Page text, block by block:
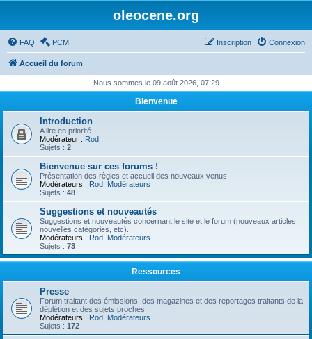
oleocene.org
FAQ PCM Connexion
Inscription
Accueil du forum
Nous sommes le 09 août 2026, 07:29
Bienvenue
Introduction
A lire en priorité.
Modérateur : Rod
Sujets : 2
Bienvenue sur ces forums !
Présentation des règles et accueil des nouveaux venus.
Modérateurs : Rod Modérateurs
Sujets : 48
Suggestions et nouveautés
Suggestions et nouveautés concernant le site et le forum (nouveaux articles,
nouvelles catégories, etc).
Modérateurs : Rod Modérateurs
Sujets : 73
Ressources
Presse
Forum traitant des émissions, des magazines et des reportages traitants de la
déplétion et des sujets proches.
Modérateurs : Rod Modérateurs
Sujets : 172